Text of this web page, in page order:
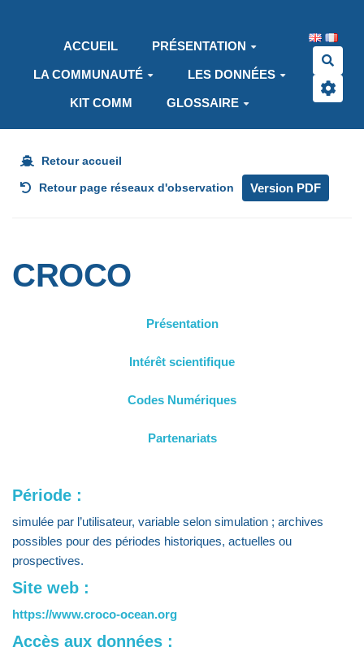
ACCUEIL
PRÉSENTATION
LA COMMUNAUTÉ LES DONNÉES
KIT COMM GLOSSAIRE
Retour accueil
Retour page réseaux d'observation Version PDF
CROCO
Présentation
Intérêt scientifique
Codes Numériques
Partenariats
Période :
simulée par l’utilisateur, variable selon simulation ; archives
possibles pour des périodes historiques, actuelles ou
prospectives.
Site web :
https://www.croco-ocean.org
Accès aux données :